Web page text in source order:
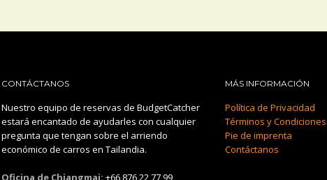
CONTÁCTANOS
Nuestro equipo de reservas de BudgetCatcher
estará encantado de ayudarles con cualquier
pregunta que tengan sobre el arriendo
económico de carros en Tailandia.
Oficina de Chiangmai: +66 876 22 77 99
MÁS INFORMACIÓN
Política de Privacidad
Términos y Condiciones
Pie de imprenta
Contáctanos